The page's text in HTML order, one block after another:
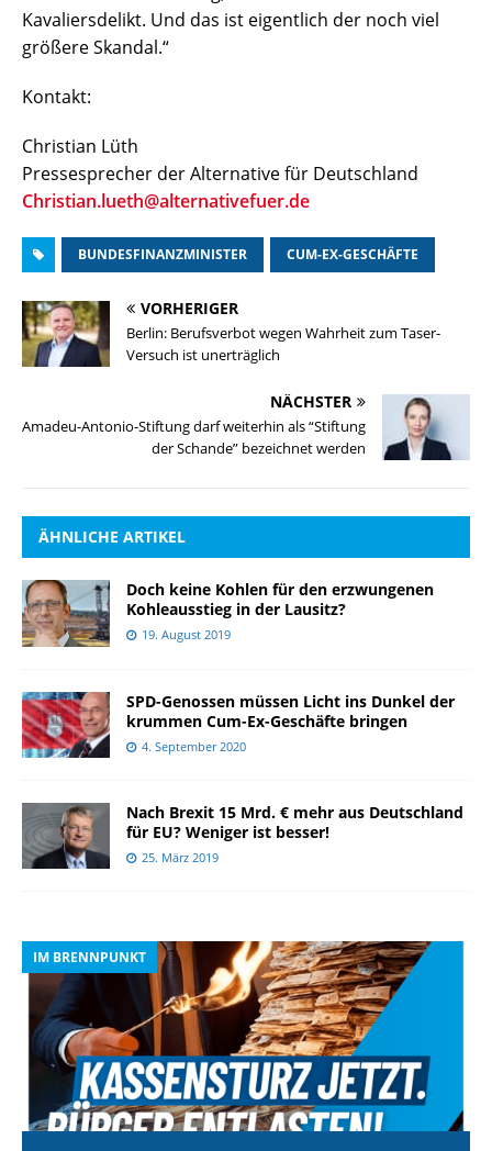
Kavaliersdelikt. Und das ist eigentlich der noch viel
größere Skandal.“
Kontakt:
Christian Lüth
Pressesprecher der Alternative für Deutschland
Christian.lueth@alternativefuer.de
BUNDESFINANZMINISTER CUM-EX-GESCHÄFTE
VORHERIGER
Berlin: Berufsverbot wegen Wahrheit zum Taser-
Versuch ist unerträglich
NÄCHSTER
Amadeu-Antonio-Stiftung darf weiterhin als “Stiftung
der Schande” bezeichnet werden
ÄHNLICHE ARTIKEL
Doch keine Kohlen für den erzwungenen
Kohleausstieg in der Lausitz?
19. August 2019
SPD-Genossen müssen Licht ins Dunkel der
krummen Cum-Ex-Geschäfte bringen
4. September 2020
Nach Brexit 15 Mrd. € mehr aus Deutschland
für EU? Weniger ist besser!
25. März 2019
IM BRENNPUNKT